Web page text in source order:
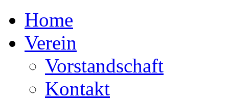
Home
Verein
Vorstandschaft
Kontakt